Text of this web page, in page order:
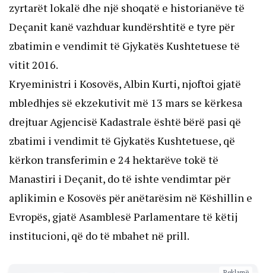
zyrtarët lokalë dhe një shoqatë e historianëve të
Deçanit kanë vazhduar kundërshtitë e tyre për
zbatimin e vendimit të Gjykatës Kushtetuese të
vitit 2016.
Kryeministri i Kosovës, Albin Kurti, njoftoi gjatë
mbledhjes së ekzekutivit më 13 mars se kërkesa
drejtuar Agjencisë Kadastrale është bërë pasi që
zbatimi i vendimit të Gjykatës Kushtetuese, që
kërkon transferimin e 24 hektarëve tokë të
Manastiri i Deçanit, do të ishte vendimtar për
aplikimin e Kosovës për anëtarësim në Këshillin e
Evropës, gjatë Asamblesë Parlamentare të këtij
institucioni, që do të mbahet në prill.